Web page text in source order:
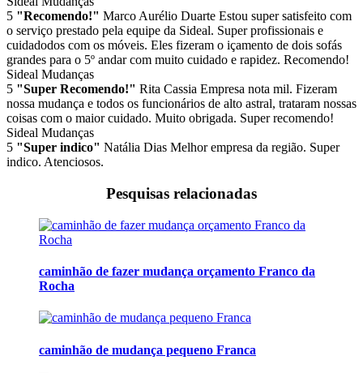
5 "Recomendo!" Marco Aurélio Duarte Estou super satisfeito com
o serviço prestado pela equipe da Sideal. Super profissionais e
cuidadodos com os móveis. Eles fizeram o içamento de dois sofás
grandes para o 5º andar com muito cuidado e rapidez. Recomendo!
Sideal Mudanças
5 "Super Recomendo!" Rita Cassia Empresa nota mil. Fizeram
nossa mudança e todos os funcionários de alto astral, trataram nossas
coisas com o maior cuidado. Muito obrigada. Super recomendo!
Sideal Mudanças
5 "Super indico" Natália Dias Melhor empresa da região. Super
indico. Atenciosos.
Pesquisas relacionadas
caminhão de fazer mudança orçamento Franco da
Rocha
caminhão de mudança pequeno Franca